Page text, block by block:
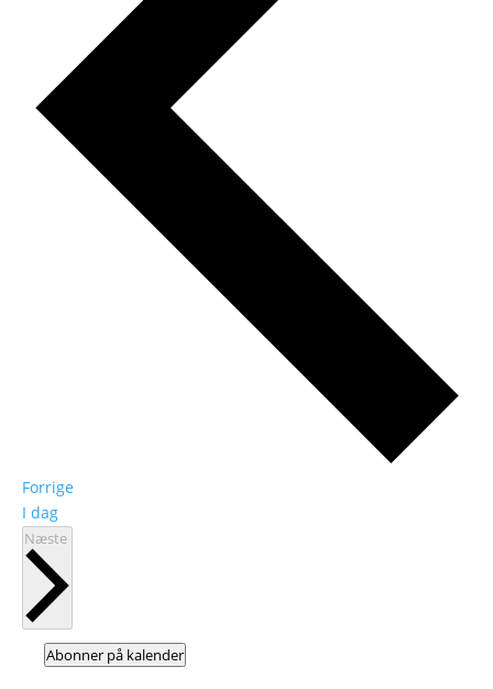
ForrigeBegivenheder
I dag
Næste
Abonner på kalender